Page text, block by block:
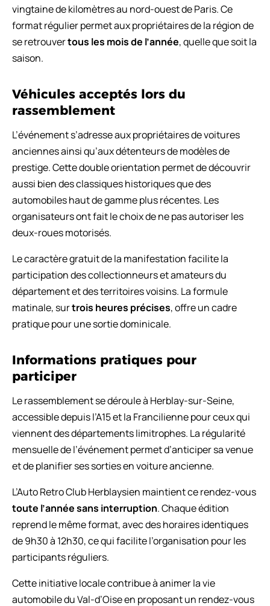
vingtaine de kilomètres au nord-ouest de Paris. Ce
format régulier permet aux propriétaires de la région de
se retrouvertous les mois de l’année, quelle que soit la
saison.
Véhicules acceptés lors du
rassemblement
L’événement s’adresse aux propriétaires de voitures
anciennes ainsi qu’aux détenteurs de modèles de
prestige. Cette double orientation permet de découvrir
aussi bien des classiques historiques que des
automobiles haut de gamme plus récentes. Les
organisateurs ont fait le choix de ne pas autoriser les
deux-roues motorisés.
Le caractère gratuit de la manifestation facilite la
participation des collectionneurs et amateurs du
département et des territoires voisins. La formule
matinale, surtrois heures précises, offre un cadre
pratique pour une sortie dominicale.
Informations pratiques pour
participer
Le rassemblement se déroule à Herblay-sur-Seine,
accessible depuis l’A15 et la Francilienne pour ceux qui
viennent des départements limitrophes. La régularité
mensuelle de l’événement permet d’anticiper sa venue
et de planifier ses sorties en voiture ancienne.
L’Auto Retro Club Herblaysien maintient ce rendez-vous
toute l’année sans interruption. Chaque édition
reprend le même format, avec des horaires identiques
de 9h30 à 12h30, ce qui facilite l’organisation pour les
participants réguliers.
Cette initiative locale contribue à animer la vie
automobile du Val-d’Oise en proposant un rendez-vous